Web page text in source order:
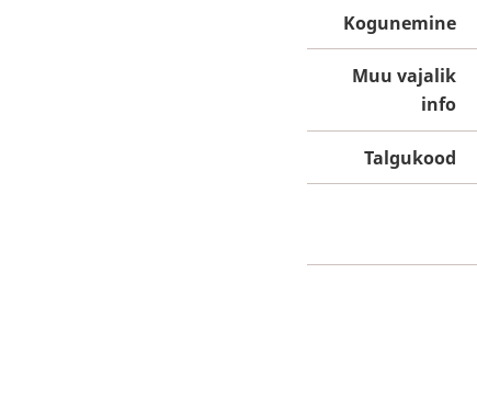
Kogunemine
Muu vajalik
info
Talgukood